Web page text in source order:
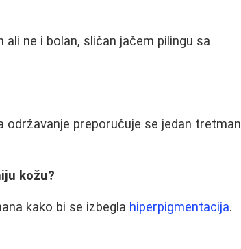
ne i bolan, sličan jačem pilingu sa
preporučuje se jedan tretman
kožu?
kako bi se izbegla hiperpigmentacija.